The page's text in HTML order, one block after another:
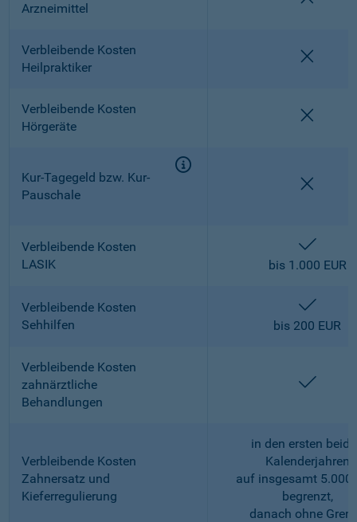
Arzneimittel
Verbleibende Kosten
Heilpraktiker
Verbleibende Kosten
Hörgeräte
Kur-Tagegeld bzw. Kur-
Pauschale
Verbleibende Kosten
LASIK
bis 1.000 EUR
Verbleibende Kosten
Sehhilfen
bis 200 EUR
Verbleibende Kosten
zahnärztliche
Behandlungen
Verbleibende Kosten
Zahnersatz und
Kieferregulierung
in den ersten
Kalenderjahren
auf insgesamt 5.000
begrenzt,
danach ohne